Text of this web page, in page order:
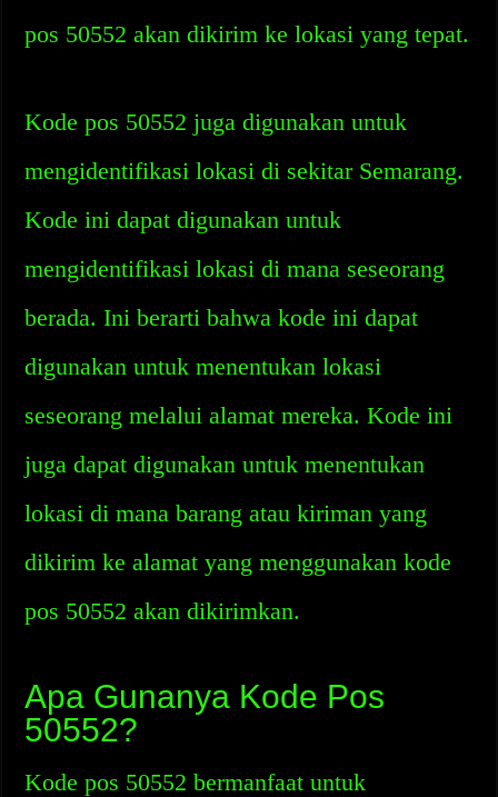
pos 50552 akan dikirim ke lokasi yang tepat.
Kode pos 50552 juga digunakan untuk
mengidentifikasi lokasi di sekitar Semarang.
Kode ini dapat digunakan untuk
mengidentifikasi lokasi di mana seseorang
berada. Ini berarti bahwa kode ini dapat
digunakan untuk menentukan lokasi
seseorang melalui alamat mereka. Kode ini
juga dapat digunakan untuk menentukan
lokasi di mana barang atau kiriman yang
dikirim ke alamat yang menggunakan kode
pos 50552 akan dikirimkan.
Apa Gunanya Kode Pos
50552?
Kode pos 50552 bermanfaat untuk